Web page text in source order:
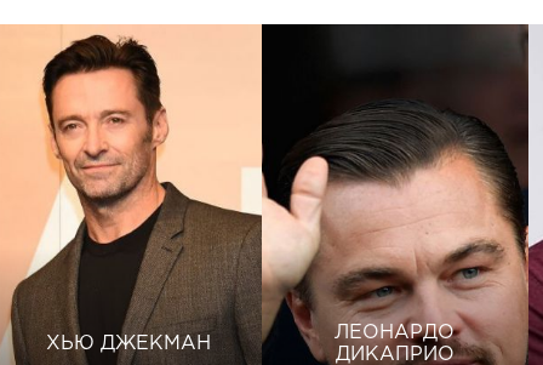
ХЬЮ ДЖЕКМАН
ЛЕОНАРДО
ДИКАПРИО